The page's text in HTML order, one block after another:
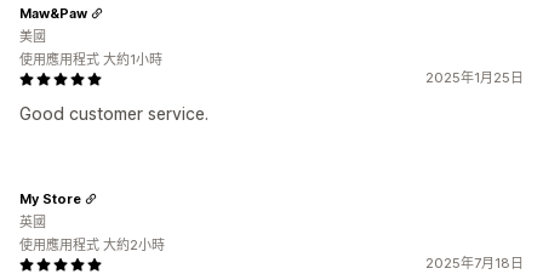
2025年1月25日
Good customer service.
Maw&Paw
美國
使用應用程式 大約1小時
2025年7月18日
My Store
英國
使用應用程式 大約2小時